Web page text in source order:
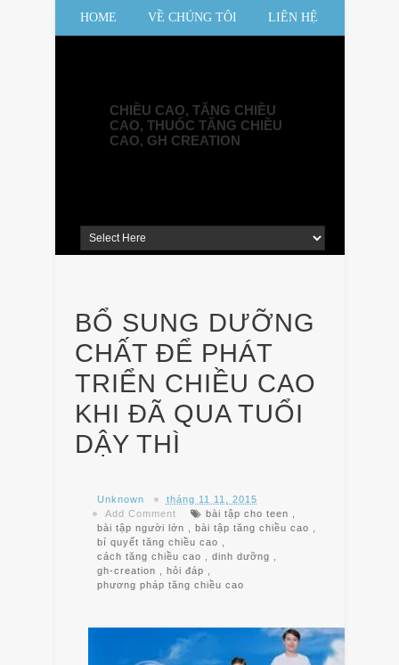
HOME VỀ CHÚNG TÔI LIÊN HỆ
CHIỀU CAO, TĂNG CHIỀU
CAO, THUỐC TĂNG CHIỀU
CAO, GH CREATION
BỔ SUNG DƯỠNG
CHẤT ĐỂ PHÁT
TRIỂN CHIỀU CAO
KHI ĐÃ QUA TUỔI
DẬY THÌ
Unknown
tháng 11 11, 2015
Add Comment
bài tập cho teen
bài tập người lớn
bài tập tăng chiều cao
bí quyết tăng chiều cao
cách tăng chiều cao
dinh dưỡng
gh-creation
hỏi đáp
phương pháp tăng chiều cao